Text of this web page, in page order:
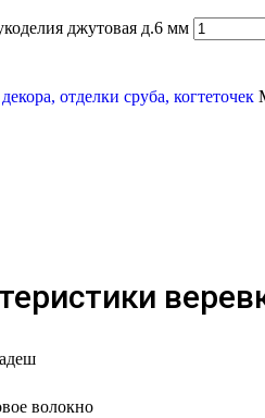
джутовая д.6 мм
отделки сруба, когтеточек
волокно